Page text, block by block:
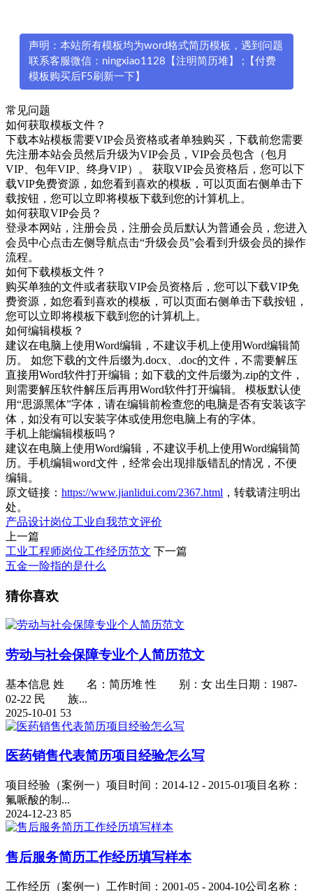
声明：本站所有模板均为word格式简历模板，遇到问题
联系客服微信：ningxiao1128【注明简历堆】 ;【付费
模板购买后F5刷新一下】
常见问题
如何获取模板文件？
下载本站模板需要VIP会员资格或者单独购买，下载前您需要
先注册本站会员然后升级为VIP会员，VIP会员包含（包月
VIP、包年VIP、终身VIP）。 获取VIP会员资格后，您可以下
载VIP免费资源，如您看到喜欢的模板，可以页面右侧单击下
载按钮，您可以立即将模板下载到您的计算机上。
如何获取VIP会员？
登录本网站，注册会员，注册会员后默认为普通会员，您进入
会员中心点击左侧导航点击“升级会员”会看到升级会员的操作
流程。
如何下载模板文件？
购买单独的文件或者获取VIP会员资格后，您可以下载VIP免
费资源，如您看到喜欢的模板，可以页面右侧单击下载按钮，
您可以立即将模板下载到您的计算机上。
如何编辑模板？
建议在电脑上使用Word编辑，不建议手机上使用Word编辑简
历。 如您下载的文件后缀为.docx、.doc的文件，不需要解压
直接用Word软件打开编辑；如下载的文件后缀为.zip的文件，
则需要解压软件解压后再用Word软件打开编辑。 模板默认使
用“思源黑体”字体，请在编辑前检查您的电脑是否有安装该字
体，如没有可以安装字体或使用您电脑上有的字体。
手机上能编辑模板吗？
建议在电脑上使用Word编辑，不建议手机上使用Word编辑简
历。手机编辑word文件，经常会出现排版错乱的情况，不便
编辑。
原文链接： https://www.jianlidui.com/2367.html ，转载请注明出
处。
产品设计岗位工业自我范文评价
上一篇
工业工程师岗位工作经历范文 下一篇
五金一险指的是什么
猜你喜欢
劳动与社会保障专业个人简历范文
基本信息 姓 名：简历堆 性 别：女 出生日期：1987-
02-22 民 族...
2025-10-01 53
医药销售代表简历项目经验怎么写
项目经验（案例一）项目时间：2014-12 - 2015-01项目名称：
氟哌酸的制...
2024-12-23 85
售后服务简历工作经历填写样本
工作经历（案例一）工作时间：2001-05 - 2004-10公司名称：